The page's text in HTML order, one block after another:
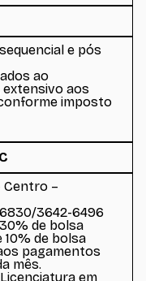
e pós
ao
extensivo aos
imposto
Centro –
6830/3642-6496
de bolsa
10% de bolsa
pagamentos
mês.
em